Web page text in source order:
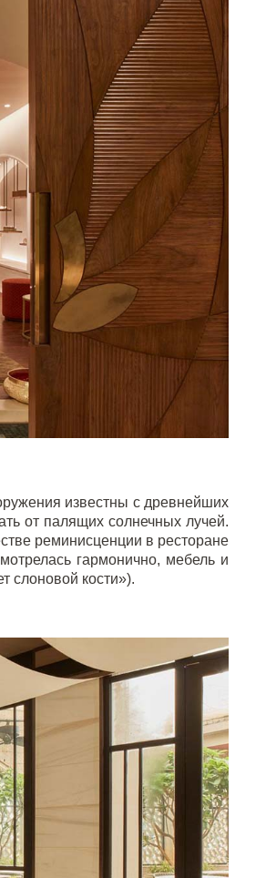
известны с древнейших
от палящих солнечных лучей.
реминисценции в ресторане
гармонично, мебель и
слоновой кости»).